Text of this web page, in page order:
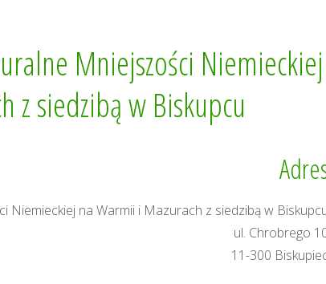
Mniejszości Niemieckiej
z siedzibą w Biskupcu
Niemieckiej na Warmii i Mazurach z siedzibą w
ul. Chrobrego
11-300